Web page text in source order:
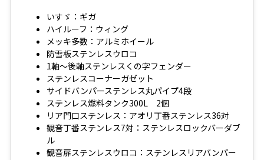
いすゞ：ギガ
ハイルーフ：ウィング
メッキ多数：アルミホイール
防雪板ステンレスウロコ
1軸～後軸ステンレスくの字フェンダー
ステンレスコーナーガゼット
サイドバンパーステンレス丸パイプ4段
ステンレス燃料タンク300L 2個
リア門口ステンレス：アオリ丁番ステンレス36対
観音丁番ステンレス7対：ステンレスロックバーダブ
ル
観音扉ステンレスウロコ：ステンレスリアバンパー